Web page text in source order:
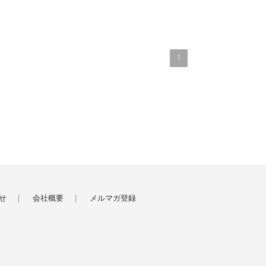
1
会社概要 メルマガ登録